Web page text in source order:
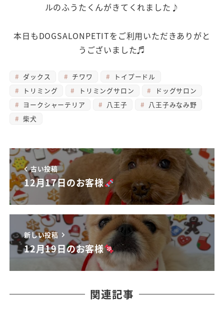
ルのふうたくんがきてくれました♪
本日もDOGSALONPETITをご利用いただきありがと
うございました♬
ダックス チワワ
トイプードル
トリミング
トリミングサロン
ドッグサロン
ヨークシャーテリア
八王子
八王子みなみ野
柴犬
古い投稿
12月17日のお客様
新しい投稿
12月19日のお客様
関連記事